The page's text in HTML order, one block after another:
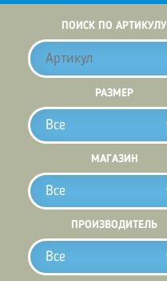
ПОИСК ПО АРТИКУЛУ
РАЗМЕР
Все
МАГАЗИН
Все
ПРОИЗВОДИТЕЛЬ
Все